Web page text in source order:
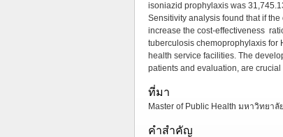
isoniazid prophylaxis was
Sensitivity analysis found that if
increase the cost-effectiveness
tuberculosis chemoprophylaxis for
health service facilities. The
patients and evaluation, are
ที่มา
Master of Public Health มหาวิทยาลั
คำสำคัญ